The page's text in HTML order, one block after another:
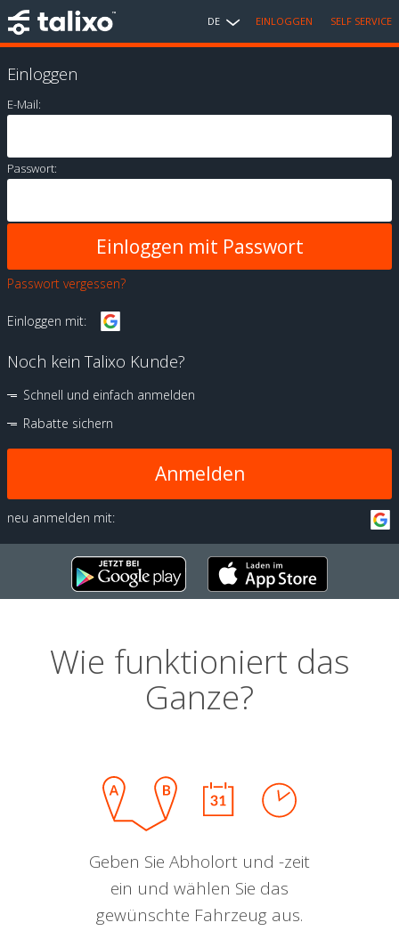
DE EINLOGGEN SELF SERVICE
Einloggen
E-Mail:
Passwort:
Passwort vergessen?
Einloggen mit:
Noch kein Talixo Kunde?
Schnell und einfach anmelden
Rabatte sichern
Anmelden
neu anmelden mit:
Wie funktioniert das
Ganze?
Geben Sie Abholort und -zeit
ein und wählen Sie das
gewünschte Fahrzeug aus.